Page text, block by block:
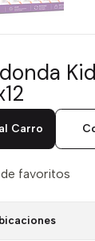
Carro
de favoritos